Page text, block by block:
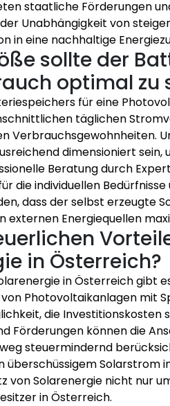
staatliche Förderungen
Unabhängigkeit von
in eine nachhaltige
sollte der
optimal zu
für eine
täglichen
Verbrauchsgewohnheiten.
dimensioniert
Beratung durch
die individuellen
dass der selbst erzeugte
externen Energiequellen
in Österreich?
in Österreich gibt
Photovoltaikanlagen mit
die
Förderungen können die
steuermindernd
überschüssigem Solarstrom
von Solarenergie nicht nur
in Österreich.